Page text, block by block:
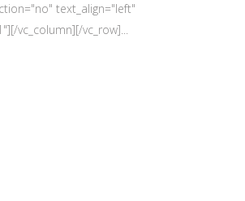
text_align="left"
vc_column][/vc_row]...